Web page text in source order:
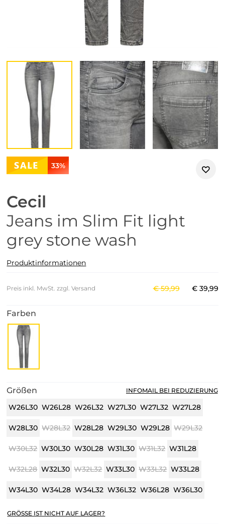
33%
Cecil
Jeans im Slim Fit light
grey stone wash
Produktinformationen
Preis inkl. MwSt. zzgl. Versand €59,99 € 39,99
Farben
Größen
W26L30 W26L28 W26L32 W27L30 W27L32 W27L28
W28L30 W28L32 W28L28 W29L30 W29L28 W29L32
W30L32 W30L30 W30L28 W31L30 W31L32 W31L28
W32L28 W32L30 W32L32 W33L30 W33L32 W33L28
W34L30 W34L28 W34L32 W36L32 W36L28 W36L30
INFOMAIL BEI REDUZIERUNG
GRÖSSE IST NICHT AUF LAGER?